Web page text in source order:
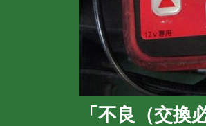
「不良（交換